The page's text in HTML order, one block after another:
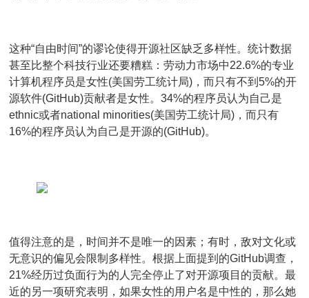
这种“自由时间”的谬论使得开源社区缺乏多样性。统计数据
甚至比整个科技行业还要糟糕：劳动力市场中22.6%的专业
计算机程序员是女性(美国劳工统计局)，而只有不到5%的开
源软件(GitHub)贡献者是女性。34%的程序员认为自己是
ethnic或者national minorities(美国劳工统计局)，而只有
16%的程序员认为自己是开源的(GitHub)。
值得注意的是，时间并不是唯一的因素；有时，敌对文化或
无意识的偏见会限制多样性。根据上面提到的GitHub调查，
21%经历过负面行为的人完全停止了对开源项目的贡献。最
近的另一项研究表明，如果女性的用户名是中性的，那么她